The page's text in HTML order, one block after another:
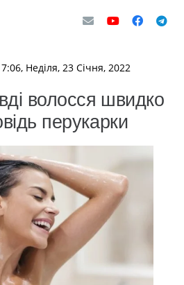
Неділя, 23 Січня, 2022
волосся швидко
перукарки